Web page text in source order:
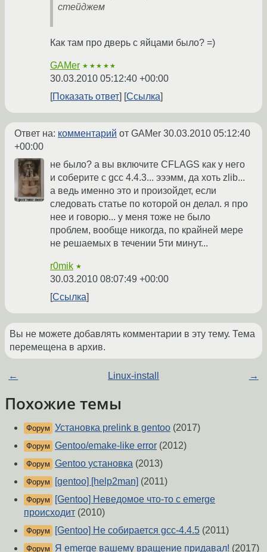
стейджем
Как там про дверь с яйцами было? =)
GAMer ★★★★★
30.03.2010 05:12:40 +00:00
Показать ответ
Ссылка
Ответ на: комментарий от GAMer 30.03.2010 05:12:40
+00:00
не было? а вы включите CFLAGS как у него
и соберите с gcc 4.4.3... эээмм, да хоть zlib...
а ведь именно это и произойдет, если
следовать статье по которой он делал. я про
нее и говорю... у меня тоже не было
проблем, вообще никогда, по крайней мере
не решаемых в течении 5ти минут...
r0mik ★
30.03.2010 08:07:49 +00:00
Ссылка
Вы не можете добавлять комментарии в эту тему. Тема
перемещена в архив.
← Linux-install →
Похожие темы
Форум Установка prelink в gentoo (2017)
Форум Gentoo/emake-like error (2012)
Форум Gentoo установка (2013)
Форум [gentoo] [help2man] (2011)
Форум
[Gentoo] Неведомое что-то с emerge
происходит (2010)
Форум [Gentoo] Не собирается gcc-4.4.5 (2011)
Форум Я emerge вашему вращение придавал! (2017)